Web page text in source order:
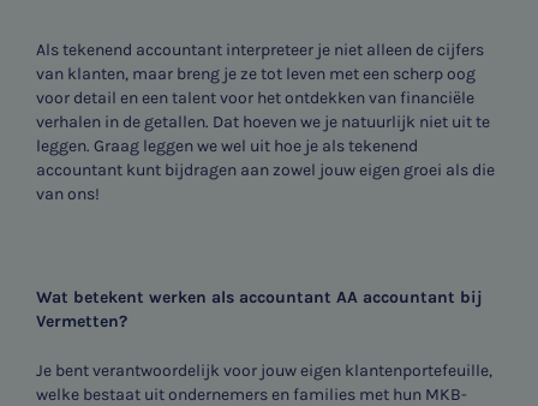
Als tekenend accountant interpreteer je niet alleen de cijfers
van klanten, maar breng je ze tot leven met een scherp oog
voor detail en een talent voor het ontdekken van financiële
verhalen in de getallen. Dat hoeven we je natuurlijk niet uit te
leggen. Graag leggen we wel uit hoe je als tekenend
accountant kunt bijdragen aan zowel jouw eigen groei als die
van ons!
Wat betekent werken als accountant AA accountant bij
Vermetten?
Je bent verantwoordelijk voor jouw eigen klantenportefeuille,
welke bestaat uit ondernemers en families met hun MKB-